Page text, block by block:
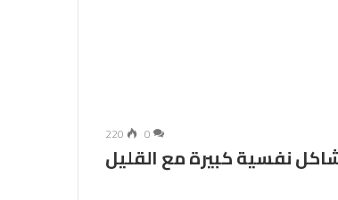
0
220
نفسية كبيرة مع القليل